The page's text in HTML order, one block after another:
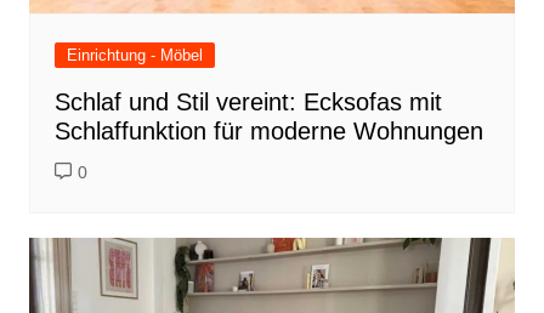
Einrichtung - Möbel
Schlaf und Stil vereint: Ecksofas mit
Schlaffunktion für moderne Wohnungen
0